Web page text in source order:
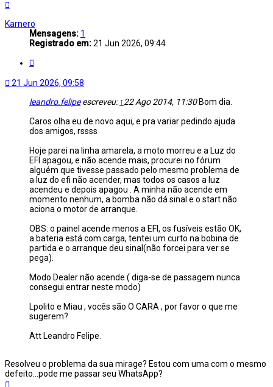
topo
Karnero
Mensagens: 1
Registrado em:21 Jun 2026, 09:44
21 Jun 2026, 09:58
leandro.felipeescreveu: ↑22 Ago 2014, 11:30Bom dia.
Caros olha eu de novo aqui, e pra variar pedindo ajuda
dos amigos, rssss
Hoje parei na linha amarela, a moto morreu e a Luz do
EFI apagou, e não acende mais, procurei no fórum
alguém que tivesse passado pelo mesmo problema de
a luz do efi não acender, mas todos os casos a luz
acendeu e depois apagou . A minha não acende em
momento nenhum, a bomba não dá sinal e o start não
aciona o motor de arranque.
OBS: o painel acende menos a EFI, os fusíveis estão OK,
a bateria está com carga, tentei um curto na bobina de
partida e o arranque deu sinal(não forcei para ver se
pega).
Modo Dealer não acende ( diga-se de passagem nunca
consegui entrar neste modo)
Lpolito e Miau , vocês são O CARA , por favor o que me
sugerem?
Att Leandro Felipe.
Resolveu o problema da sua mirage? Estou com uma com o mesmo
defeito…pode me passar seu WhatsApp?